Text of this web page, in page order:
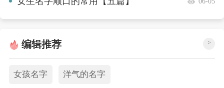
编辑推荐 >
女孩名字 洋气的名字